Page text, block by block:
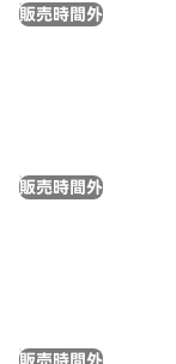
販売時間外
販売時間外